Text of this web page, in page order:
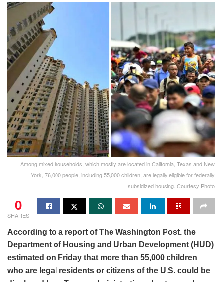
Among mixed households, which mostly are located in California, Texas and New
York, 76,000 people, including 55,000 children, are legally eligible for federally
subsidized housing. Courtesy Photo
0
SHARES
According to a report of The Washington Post, the
Department of Housing and Urban Development (HUD)
estimated on Friday that more than 55,000 children
who are legal residents or citizens of the U.S. could be